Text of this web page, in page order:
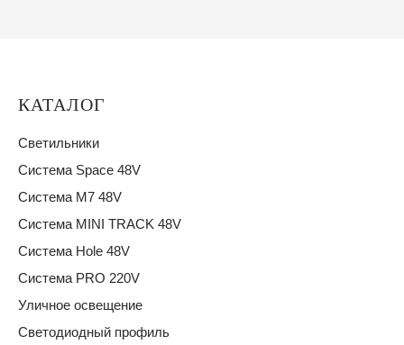
КАТАЛОГ
Светильники
Система Space 48V
Система M7 48V
Система MINI TRACK 48V
Система Hole 48V
Система PRO 220V
Уличное освещение
Светодиодный профиль